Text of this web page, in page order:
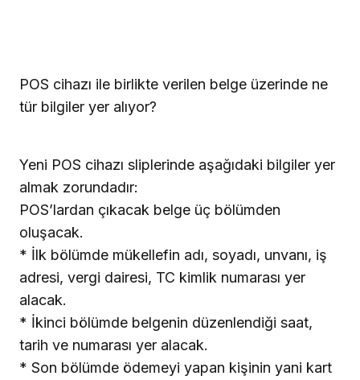
POS cihazı ile birlikte verilen belge üzerinde ne
tür bilgiler yer alıyor?
Yeni POS cihazı sliplerinde aşağıdaki bilgiler yer
almak zorundadır:
POS’lardan çıkacak belge üç bölümden
oluşacak.
* İlk bölümde mükellefin adı, soyadı, unvanı, iş
adresi, vergi dairesi, TC kimlik numarası yer
alacak.
* İkinci bölümde belgenin düzenlendiği saat,
tarih ve numarası yer alacak.
* Son bölümde ödemeyi yapan kişinin yani kart